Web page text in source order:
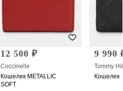
12 500 ₽
Coccinelle
Кошелек METALLIC
SOFT
9 990
Tommy
Кошелек